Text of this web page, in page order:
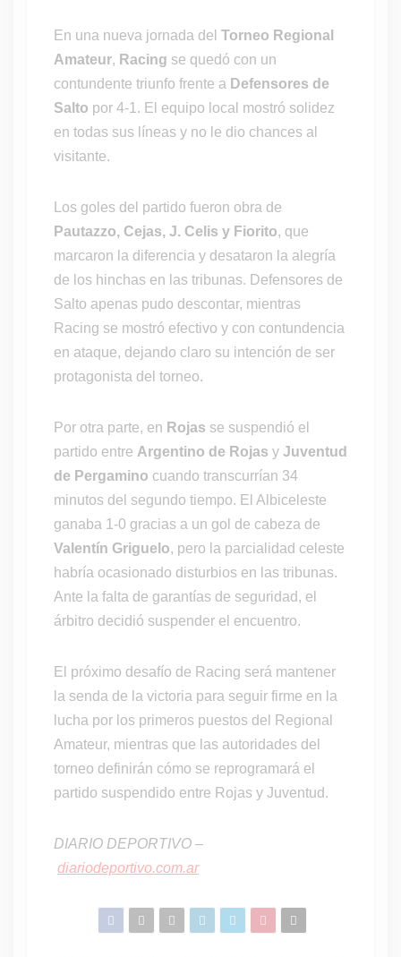
En una nueva jornada del Torneo Regional
Amateur, Racing se quedó con un
contundente triunfo frente a Defensores de
Salto por 4-1. El equipo local mostró solidez
en todas sus líneas y no le dio chances al
visitante.
Los goles del partido fueron obra de
Pautazzo, Cejas, J. Celis y Fiorito, que
marcaron la diferencia y desataron la alegría
de los hinchas en las tribunas. Defensores de
Salto apenas pudo descontar, mientras
Racing se mostró efectivo y con contundencia
en ataque, dejando claro su intención de ser
protagonista del torneo.
Por otra parte, en Rojas se suspendió el
partido entre Argentino de Rojas y Juventud
de Pergamino cuando transcurrían 34
minutos del segundo tiempo. El Albiceleste
ganaba 1-0 gracias a un gol de cabeza de
Valentín Griguelo, pero la parcialidad celeste
habría ocasionado disturbios en las tribunas.
Ante la falta de garantías de seguridad, el
árbitro decidió suspender el encuentro.
El próximo desafío de Racing será mantener
la senda de la victoria para seguir firme en la
lucha por los primeros puestos del Regional
Amateur, mientras que las autoridades del
torneo definirán cómo se reprogramará el
partido suspendido entre Rojas y Juventud.
DIARIO DEPORTIVO –
diariodeportivo.com.ar